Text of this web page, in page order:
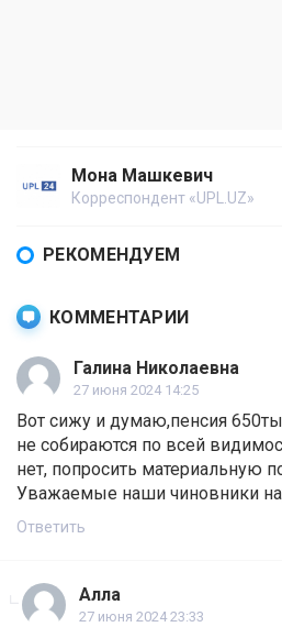
Мона Машкевич
Корреспондент «UPL.UZ»
РЕКОМЕНДУЕМ
КОММЕНТАРИИ
Галина Николаевна
27 июня 2024 14:25
Вот сижу и думаю,пенсия
не собираются по всей
нет, попросить материальную
Уважаемые наши чиновники
Ответить
Алла
27 июня 2024 23:33